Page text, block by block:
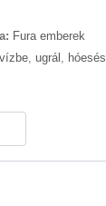
Fura emberek
vízbe, ugrál , hóesés